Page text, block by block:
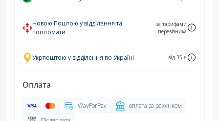
Новою Поштою у відділення та
поштомати
за тарифами
перевізника
Укрпоштою у відділення по Україні від 35 ₴
Оплата
WayForPay
оплата за рахунком